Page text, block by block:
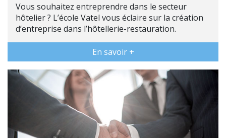
Vous souhaitez entreprendre dans le secteur
hôtelier ? L’école Vatel vous éclaire sur la création
d’entreprise dans l’hôtellerie-restauration.
En savoir +